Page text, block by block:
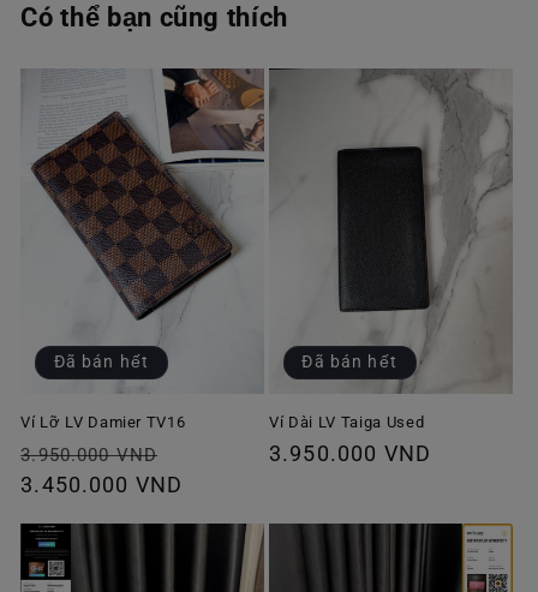
Có thể bạn cũng thích
Đã bán hết
Ví Lỡ LV Damier TV16
Giá
thông
3.950.000 VND
ưu
3.450.000 VND
Đã bán hết
Ví Dài LV Taiga Used
Giá
3.950.000 VND